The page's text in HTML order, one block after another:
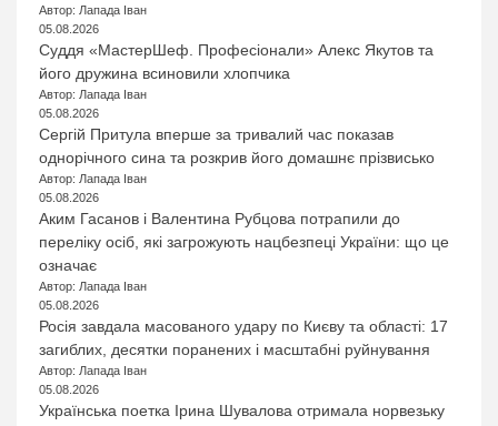
Автор: Лапада Іван
05.08.2026
Суддя «МастерШеф. Професіонали» Алекс Якутов та
його дружина всиновили хлопчика
Автор: Лапада Іван
05.08.2026
Сергій Притула вперше за тривалий час показав
однорічного сина та розкрив його домашнє прізвисько
Автор: Лапада Іван
05.08.2026
Аким Гасанов і Валентина Рубцова потрапили до
переліку осіб, які загрожують нацбезпеці України: що це
означає
Автор: Лапада Іван
05.08.2026
Росія завдала масованого удару по Києву та області: 17
загиблих, десятки поранених і масштабні руйнування
Автор: Лапада Іван
05.08.2026
Українська поетка Ірина Шувалова отримала норвезьку